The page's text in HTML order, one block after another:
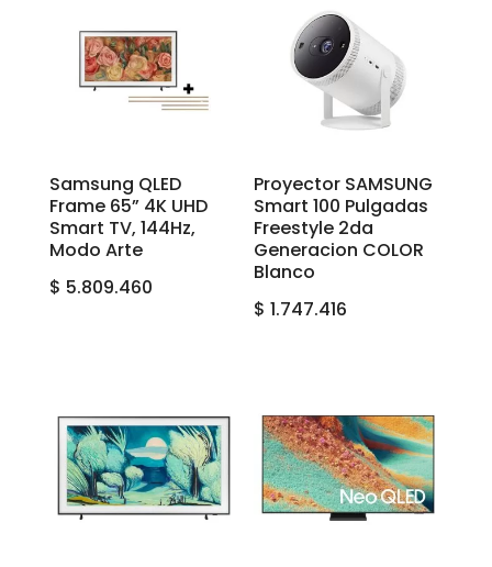
Samsung QLED
Frame 65” 4K UHD
Smart TV, 144Hz,
Modo Arte
$ 5.809.460
Proyector SAMSUNG
Smart 100 Pulgadas
Freestyle 2da
Generacion COLOR
Blanco
$ 1.747.416